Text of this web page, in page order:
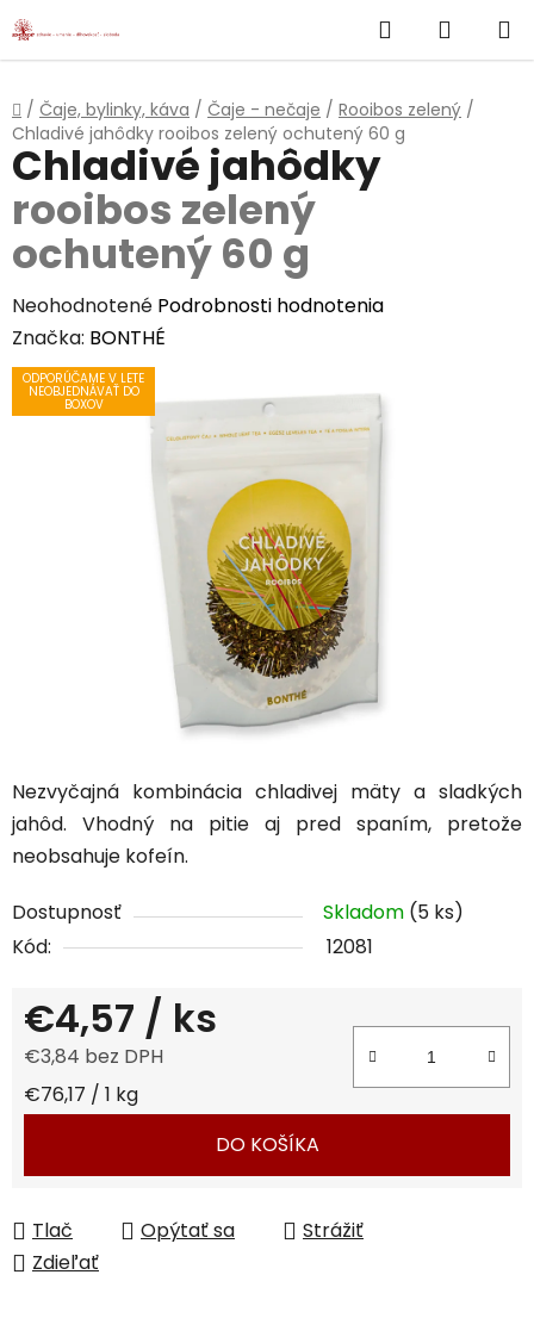
Prejsť
na
Hľadať
KOŠÍK
Domov
/ Čaje, bylinky, káva / Čaje - nečaje / Rooibos zelený /
Chladivé jahôdky rooibos zelený ochutený 60 g
Nezvyčajná kombinácia chladivej mäty a sladkých
jahôd. Vhodný na pitie aj pred spaním, pretože
neobsahuje kofeín.
Dostupnosť Skladom (5 ks)
Kód:
12081
€4,57 / ks
€3,84 bez DPH
Jednotková cena:
€76,17 / 1 kg
DO KOŠÍKA
Tlač Opýtať sa
Strážiť
Zdieľať
Chladivé jahôdky
rooibos zelený
ochutený 60 g
Priemerné
hodnotenie
produktu
Neohodnotené Podrobnosti hodnotenia
Značka: BONTHÉ
ODPORÚČAME V LETE
NEOBJEDNÁVAŤ DO
BOXOV